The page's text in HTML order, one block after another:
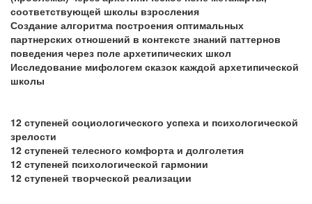
соответствующей школы взросления
Создание алгоритма построения оптимальных
партнерских отношений в контексте знаний паттернов
поведения через поле архетипических школ
Исследование мифологем сказок каждой архетипической
школы
12 ступеней социологического успеха и психологической
зрелости
12 ступеней телесного комфорта и долголетия
12 ступеней психологической гармонии
12 ступеней творческой реализации